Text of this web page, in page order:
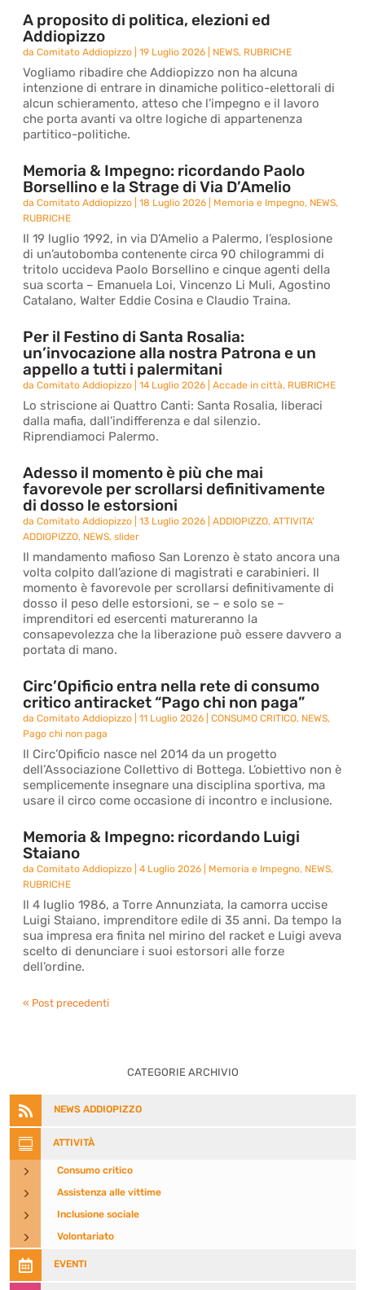
A proposito di politica, elezioni ed
Addiopizzo
daComitato Addiopizzo |19 Luglio 2026 NEWS, RUBRICHE
Vogliamo ribadire che Addiopizzo non ha alcuna
intenzione di entrare in dinamiche politico-elettorali di
alcun schieramento, atteso che l’impegno e il lavoro
che porta avanti va oltre logiche di appartenenza
partitico-politiche.
Memoria & Impegno: ricordando Paolo
Borsellino e la Strage di Via D’Amelio
daComitato Addiopizzo |18 Luglio 2026 Memoria e Impegno, NEWS,
RUBRICHE
Il 19 luglio 1992, in via D’Amelio a Palermo, l’esplosione
di un’autobomba contenente circa 90 chilogrammi di
tritolo uccideva Paolo Borsellino e cinque agenti della
sua scorta – Emanuela Loi, Vincenzo Li Muli, Agostino
Catalano, Walter Eddie Cosina e Claudio Traina.
Per il Festino di Santa Rosalia:
un’invocazione alla nostra Patrona e un
appello a tutti i palermitani
daComitato Addiopizzo |14 Luglio 2026 |Accade in città, RUBRICHE
Lo striscione ai Quattro Canti: Santa Rosalia, liberaci
dalla mafia, dall’indifferenza e dal silenzio.
Riprendiamoci Palermo.
Adesso il momento è più che mai
favorevole per scrollarsi definitivamente
di dosso le estorsioni
daComitato Addiopizzo |13 Luglio 2026 |ADDIOPIZZO,ATTIVITA'
ADDIOPIZZO, NEWS,slider
Il mandamento mafioso San Lorenzo è stato ancora una
volta colpito dall’azione di magistrati e carabinieri. Il
momento è favorevole per scrollarsi definitivamente di
dosso il peso delle estorsioni, se – e solo se –
imprenditori ed esercenti matureranno la
consapevolezza che la liberazione può essere davvero a
portata di mano.
Circ’Opificio entra nella rete di consumo
critico antiracket “Pago chi non paga”
daComitato Addiopizzo |11 Luglio 2026 |CONSUMO CRITICO, NEWS,
Pago chi non paga
Il Circ’Opificio nasce nel 2014 da un progetto
dell’Associazione Collettivo di Bottega. L’obiettivo non è
semplicemente insegnare una disciplina sportiva, ma
usare il circo come occasione di incontro e inclusione.
Memoria & Impegno: ricordando Luigi
Staiano
daComitato Addiopizzo |4 Luglio 2026 Memoria e Impegno, NEWS,
RUBRICHE
Il 4 luglio 1986, a Torre Annunziata, la camorra uccise
Luigi Staiano, imprenditore edile di 35 anni. Da tempo la
sua impresa era finita nel mirino del racket e Luigi aveva
scelto di denunciare i suoi estorsori alle forze
dell’ordine.
« Post precedenti
CATEGORIE ARCHIVIO
 NEWS ADDIOPIZZO
 ATTIVITÀ
5 Consumo critico
5 Assistenza alle vittime
5 Inclusione sociale
5 Volontariato
 EVENTI